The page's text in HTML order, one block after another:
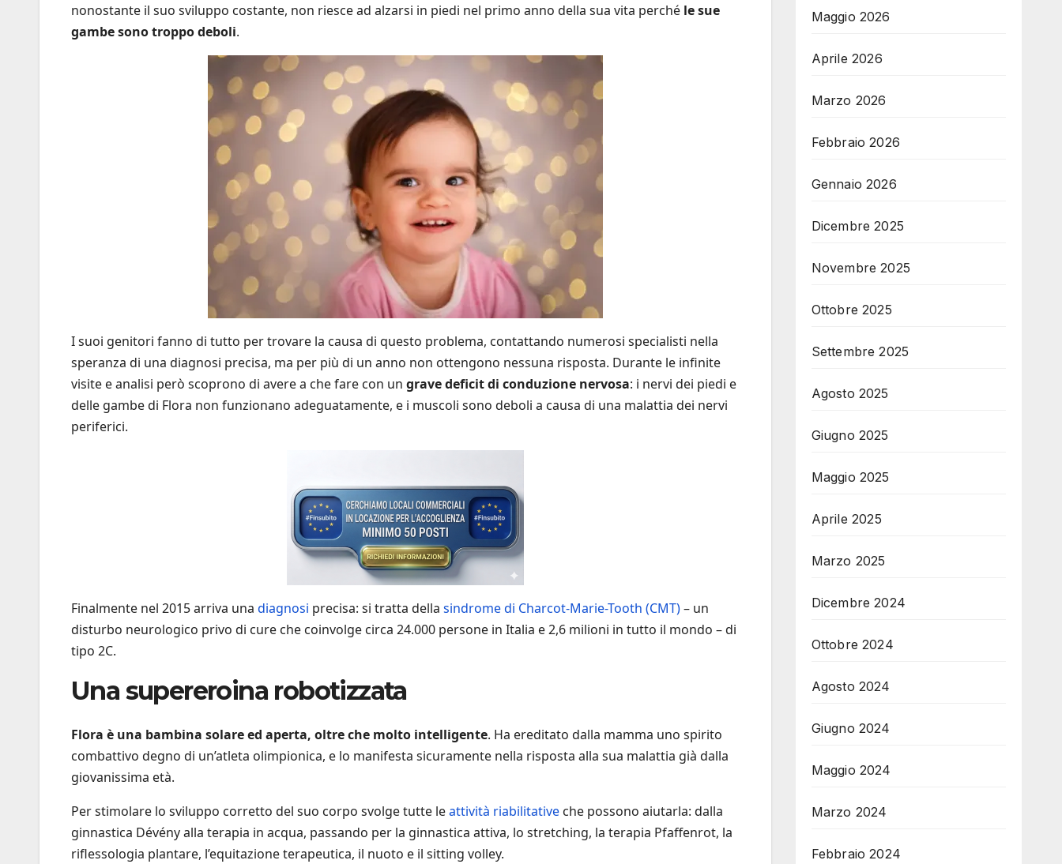
nonostante il suo sviluppo costante, non riesce ad alzarsi in piedi nel primo anno della sua vita perché le sue
gambe sono troppo deboli.
I suoi genitori fanno di tutto per trovare la causa di questo problema, contattando numerosi specialisti nella
speranza di una diagnosi precisa, ma per più di un anno non ottengono nessuna risposta. Durante le infinite
visite e analisi però scoprono di avere a che fare con un grave deficit di conduzione nervosa: i nervi dei piedi e
delle gambe di Flora non funzionano adeguatamente, e i muscoli sono deboli a causa di una malattia dei nervi
periferici.
Finalmente nel 2015 arriva una diagnosi precisa: si tratta della sindrome di Charcot-Marie-Tooth (CMT)– un
disturbo neurologico privo di cure che coinvolge circa 24.000 persone in Italia e 2,6 milioni in tutto il mondo – di
tipo 2C.
Una supereroina robotizzata
Flora è una bambina solare ed aperta, oltre che molto intelligente. Ha ereditato dalla mamma uno spirito
combattivo degno di un’atleta olimpionica, e lo manifesta sicuramente nella risposta alla sua malattia già dalla
giovanissima età.
Per stimolare lo sviluppo corretto del suo corpo svolge tutte leattività riabilitative che possono aiutarla: dalla
ginnastica Dévény alla terapia in acqua, passando per la ginnastica attiva, lo stretching, la terapia Pfaffenrot, la
riflessologia plantare, l’equitazione terapeutica, il nuoto e il sitting volley.
Maggio 2026
Aprile 2026
Marzo 2026
Febbraio 2026
Gennaio 2026
Dicembre 2025
Novembre 2025
Ottobre 2025
Settembre 2025
Agosto 2025
Giugno 2025
Maggio 2025
Aprile 2025
Marzo 2025
Dicembre 2024
Ottobre 2024
Agosto 2024
Giugno 2024
Maggio 2024
Marzo 2024
Febbraio 2024